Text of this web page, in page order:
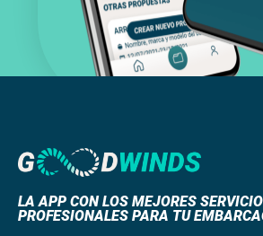
LA APP CON LOS MEJORES
PROFESIONALES PARA TU